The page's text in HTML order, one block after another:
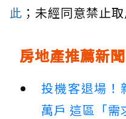
此 ；未經同意禁止
房地產推薦新聞
投機客退場！
萬戶 這區「需